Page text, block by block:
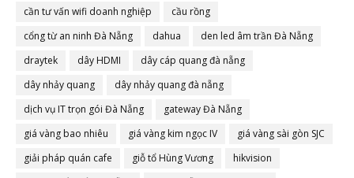
cần tư vấn wifi doanh nghiệp
cầu rồng
cổng từ an ninh Đà Nẵng
dahua
den led âm trần Đà Nẵng
draytek
dây HDMI
dây cáp quang đà nẵng
dây nhảy quang
dây nhảy quang đà nẵng
dịch vụ IT trọn gói Đà Nẵng
gateway Đà Nẵng
giá vàng bao nhiêu
giá vàng kim ngọc IV
giá vàng sài gòn SJC
giải pháp quán cafe
giỗ tổ Hùng Vương
hikvision